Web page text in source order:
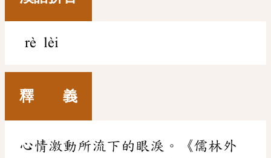
rè lèi
釋 義
心情激動所流下的眼淚。《儒林外